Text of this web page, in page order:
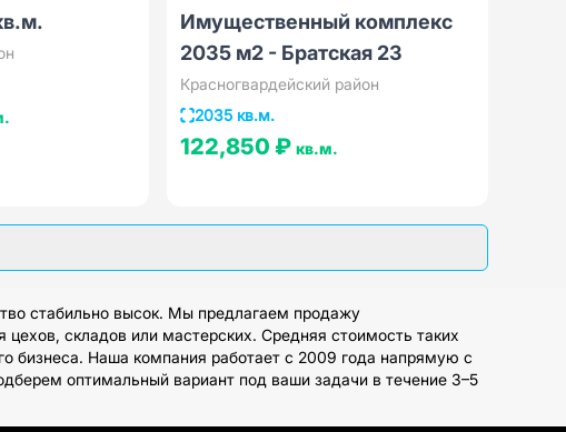
Имущественный комплекс
2035 м2 - Братская 23
Красногвардейский район
2035 кв.м.
122,850 ₽ кв.м.
стабильно высок. Мы предлагаем продажу
складов или мастерских. Средняя стоимость таких
бизнеса. Наша компания работает с 2009 года напрямую с
оптимальный вариант под ваши задачи в течение 3–5